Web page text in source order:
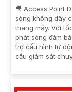
🎥 Access Point
sóng không dây
thang máy. Với
phát sóng đảm
trợ cấu hình tự
cầu giám sát